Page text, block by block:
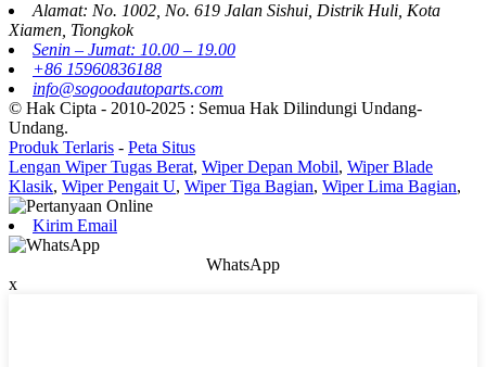
Alamat: No. 1002, No. 619 Jalan Sishui, Distrik Huli, Kota
Xiamen, Tiongkok
Senin – Jumat: 10.00 – 19.00
+86 15960836188
info@sogoodautoparts.com
© Hak Cipta - 2010-2025 : Semua Hak Dilindungi Undang-
Undang.
Produk Terlaris - Peta Situs
Lengan Wiper Tugas Berat, Wiper Depan Mobil, Wiper Blade
Klasik, Wiper Pengait U, Wiper Tiga Bagian, Wiper Lima Bagian,
Kirim Email
WhatsApp
x